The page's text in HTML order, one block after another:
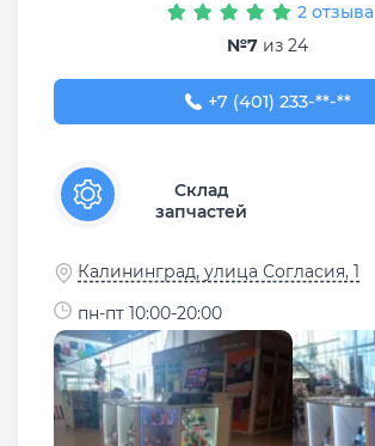
2 отзыва
№7 из 24
+7 (401) 233-66-86
+7 (401) 233-**-**
Склад
запчастей
Калининград, улица Согласия, 1
пн-пт 10:00-20:00